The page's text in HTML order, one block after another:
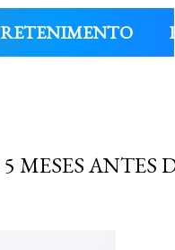
MESES ANTES